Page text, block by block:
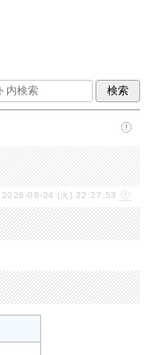
08-04 (火) 22:27:53